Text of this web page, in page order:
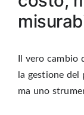
Il vero cambio
la gestione del
ma uno